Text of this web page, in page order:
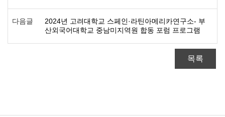
다음글
2024년 고려대학교 스페인·라틴아메리카연구소- 부
산외국어대학교 중남미지역원 합동 포럼 프로그램
목록